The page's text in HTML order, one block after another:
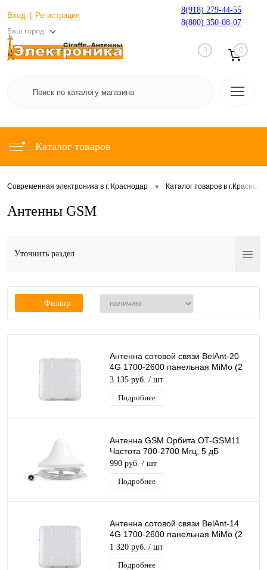
Вход Регистрация
Ваш город:
8(918) 279-44-55
8(800) 350-08-07
0 0
Каталог товаров
Современная электроника в г. Краснодар • Каталог товаров в
Антенны GSM
Уточнить раздел
Фильтр
Антенна сотовой связи BelAnt-20
4G 1700-2600 панельная MiMo (2
F-разъема) 20 дБ всеволновая
3 135 руб. / шт
Подробнее
Антенна GSM Орбита OT-GSM11
Частота 700-2700 Мгц, 5 дБ
990 руб. / шт
Подробнее
Антенна сотовой связи BelAnt-14
4G 1700-2600 панельная MiMo (2
F-разъема) 9-14.5дБ всеволновая
1 320 руб. / шт
Подробнее